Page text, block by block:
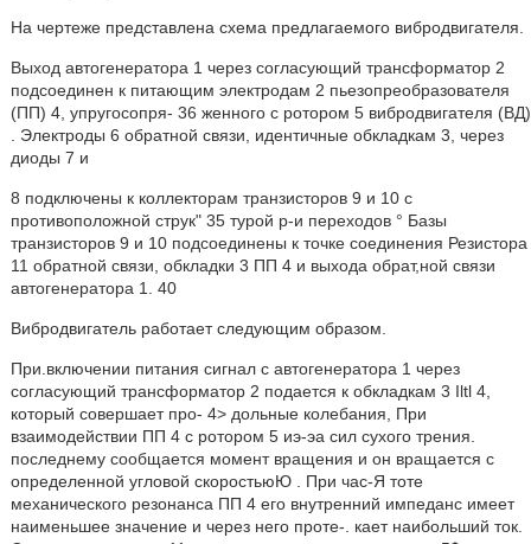
На чертеже представлена схема предлагаемого вибродвигателя.
Выход автогенератора 1 через согласующий трансформатор 2
подсоединен к питающим электродам 2 пьезопреобразователя
(ПП) 4, упругосопря- 36 женного с ротором 5 вибродвигателя (ВД)
. Электроды 6 обратной связи, идентичные обкладкам 3, через
диоды 7 и
8 подключены к коллекторам транзисторов 9 и 10 с
противоположной струк" 35 турой р-и переходов ° Базы
транзисторов 9 и 10 подсоединены к точке соединения Резистора
11 обратной связи, обкладки 3 ПП 4 и выхода обрат,ной связи
автогенератора 1. 40
Вибродвигатель работает следующим образом.
При.включении питания сигнал с автогенератора 1 через
согласующий трансформатор 2 подается к обкладкам 3 Iltl 4,
который совершает про- 4> дольные колебания, При
взаимодействии ПП 4 с ротором 5 иэ-эа сил сухого трения.
последнему сообщается момент вращения и он вращается с
определенной угловой скоростьюЮ . При час-Я тоте
механического резонанса ПП 4 его внутренний импеданс имеет
наименьшее значение и через него проте-. кает наибольший ток.